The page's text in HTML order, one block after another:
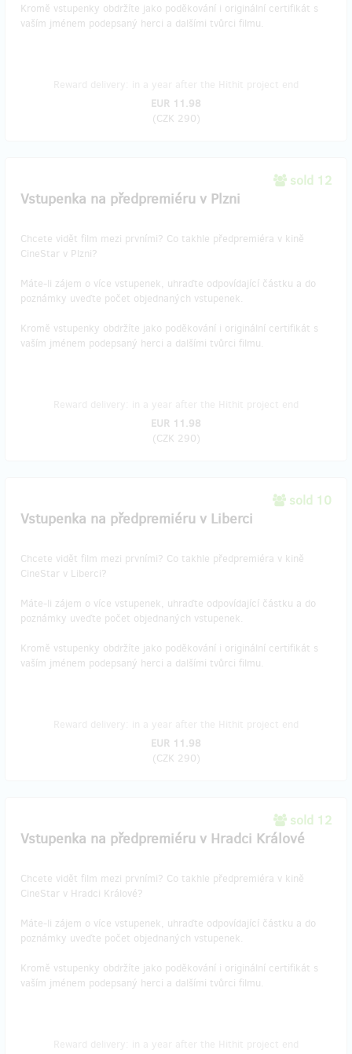
Kromě vstupenky obdržíte jako poděkování i originální certifikát s
vaším jménem podepsaný herci a dalšími tvůrci filmu.
EUR 11.98
(CZK 290)
sold 12
Vstupenka na předpremiéru v Plzni
Chcete vidět film mezi prvními? Co takhle předpremiéra v kině
CineStar v Plzni?
Máte-li zájem o více vstupenek, uhraďte odpovídající částku a do
poznámky uveďte počet objednaných vstupenek.
Kromě vstupenky obdržíte jako poděkování i originální certifikát s
vaším jménem podepsaný herci a dalšími tvůrci filmu.
EUR 11.98
(CZK 290)
sold 10
Vstupenka na předpremiéru v Liberci
Chcete vidět film mezi prvními? Co takhle předpremiéra v kině
CineStar v Liberci?
Máte-li zájem o více vstupenek, uhraďte odpovídající částku a do
poznámky uveďte počet objednaných vstupenek.
Kromě vstupenky obdržíte jako poděkování i originální certifikát s
vaším jménem podepsaný herci a dalšími tvůrci filmu.
EUR 11.98
(CZK 290)
sold 12
Vstupenka na předpremiéru v Hradci Králové
Chcete vidět film mezi prvními? Co takhle předpremiéra v kině
CineStar v Hradci Králové?
Máte-li zájem o více vstupenek, uhraďte odpovídající částku a do
poznámky uveďte počet objednaných vstupenek.
Kromě vstupenky obdržíte jako poděkování i originální certifikát s
vaším jménem podepsaný herci a dalšími tvůrci filmu.